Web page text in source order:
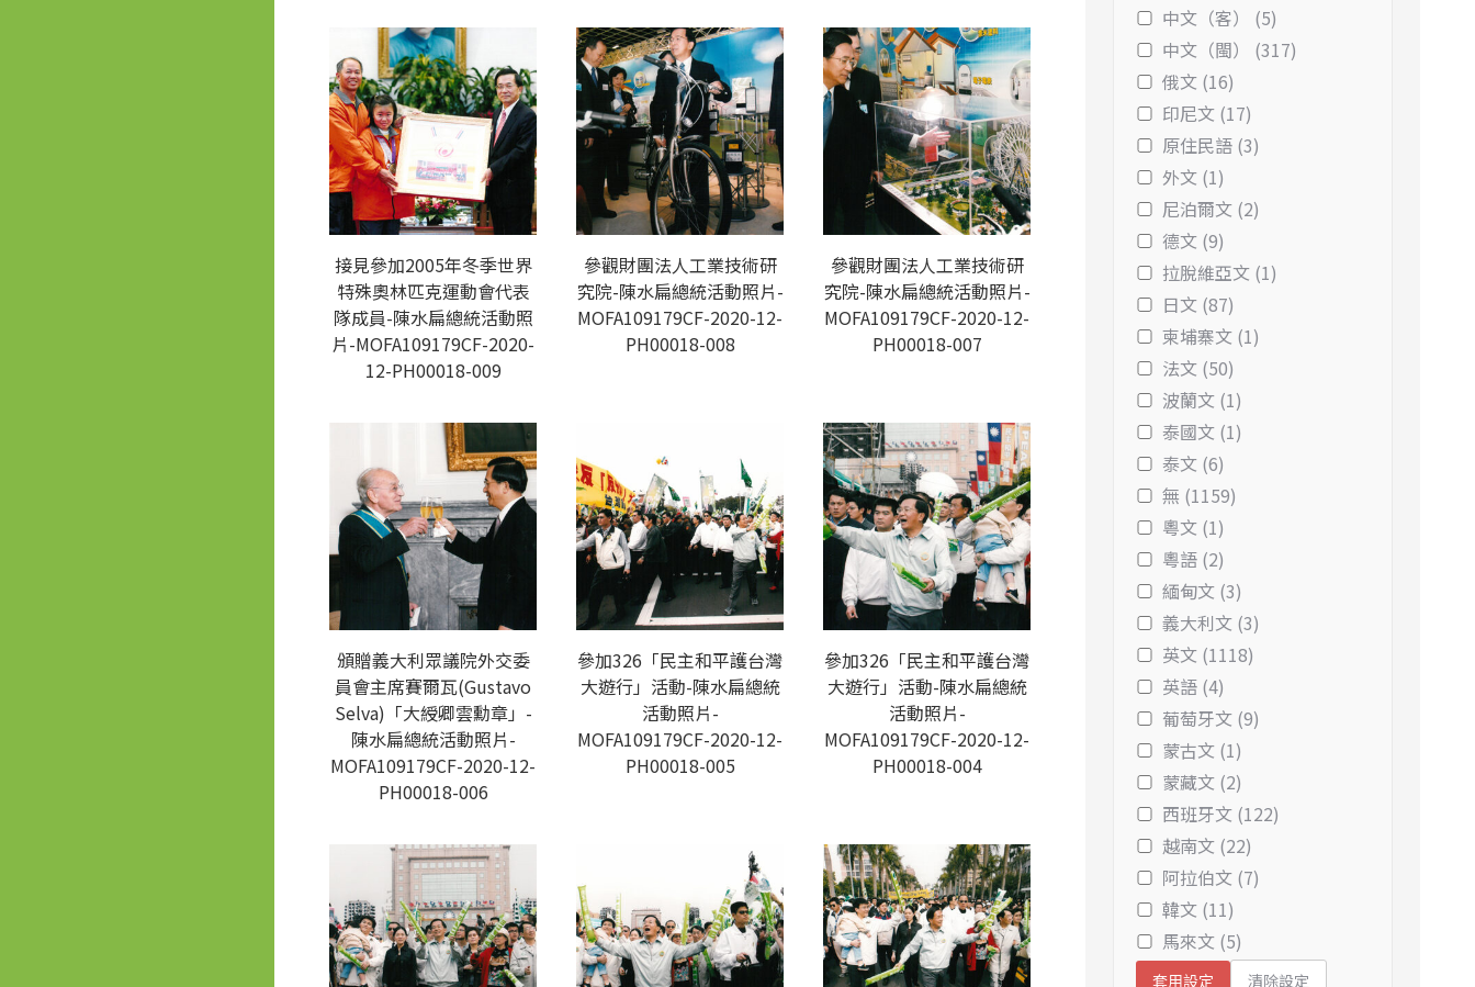
接見參加2005年冬季世界
特殊奧林匹克運動會代表
隊成員-陳水扁總統活動照
片-MOFA109179CF-2020-
12-PH00018-009
參觀財團法人工業技術研
究院-陳水扁總統活動照片-
MOFA109179CF-2020-12-
PH00018-008
參觀財團法人工業技術研
究院-陳水扁總統活動照片-
MOFA109179CF-2020-12-
PH00018-007
頒贈義大利眾議院外交委
員會主席賽爾瓦(Gustavo
Selva)「大綬卿雲勳章」-
陳水扁總統活動照片-
MOFA109179CF-2020-12-
PH00018-006
參加326「民主和平護台灣
大遊行」活動-陳水扁總統
活動照片-
MOFA109179CF-2020-12-
PH00018-005
參加326「民主和平護台灣
大遊行」活動-陳水扁總統
活動照片-
MOFA109179CF-2020-12-
PH00018-004
中文（客） (5)
中文（閩） (317)
俄文 (16)
印尼文 (17)
原住民語 (3)
外文 (1)
尼泊爾文 (2)
德文 (9)
拉脫維亞文 (1)
日文 (87)
柬埔寨文 (1)
法文 (50)
波蘭文 (1)
泰國文 (1)
泰文 (6)
無 (1159)
粵文 (1)
粵語 (2)
緬甸文 (3)
義大利文 (3)
英文 (1118)
英語 (4)
葡萄牙文 (9)
蒙古文 (1)
蒙藏文 (2)
西班牙文 (122)
越南文 (22)
阿拉伯文 (7)
韓文 (11)
馬來文 (5)
套用設定 清除設定